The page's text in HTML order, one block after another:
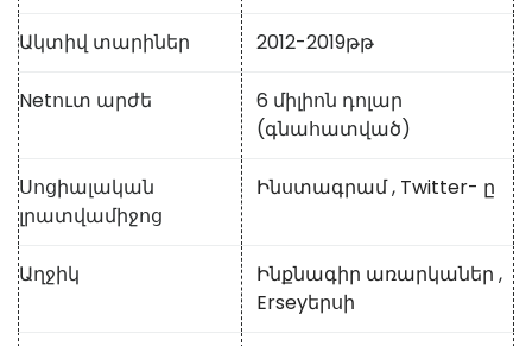
Ակտիվ տարիներ 2012-2019թթ
Netուտ արժե
6 միլիոն դոլար
(գնահատված)
Սոցիալական
լրատվամիջոց
Ինստագրամ, Twitter- ը
Աղջիկ Ինքնագիր առարկաներ ,
Erseyերսի